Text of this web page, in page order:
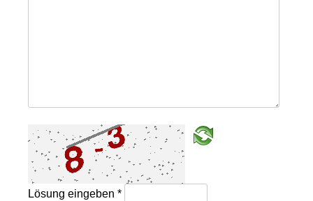
Lösung eingeben*